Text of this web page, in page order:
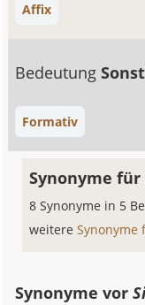
Affix
Bedeutung
Formativ
Synonyme
8 Synonyme in 5
weitere
Synonyme vor